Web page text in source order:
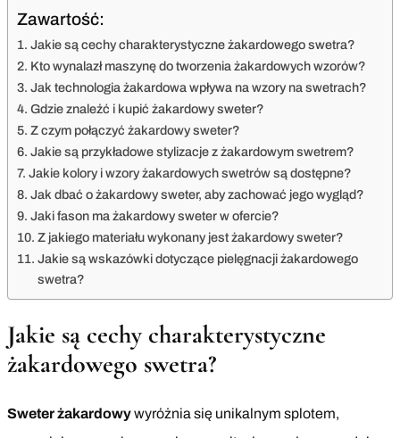
Zawartość:
Jakie są cechy charakterystyczne żakardowego swetra?
Kto wynalazł maszynę do tworzenia żakardowych wzorów?
Jak technologia żakardowa wpływa na wzory na swetrach?
Gdzie znaleźć i kupić żakardowy sweter?
Z czym połączyć żakardowy sweter?
Jakie są przykładowe stylizacje z żakardowym swetrem?
Jakie kolory i wzory żakardowych swetrów są dostępne?
Jak dbać o żakardowy sweter, aby zachować jego wygląd?
Jaki fason ma żakardowy sweter w ofercie?
Z jakiego materiału wykonany jest żakardowy sweter?
Jakie są wskazówki dotyczące pielęgnacji żakardowego
swetra?
Jakie są cechy charakterystyczne
żakardowego swetra?
Sweter żakardowywyróżnia się unikalnym splotem,